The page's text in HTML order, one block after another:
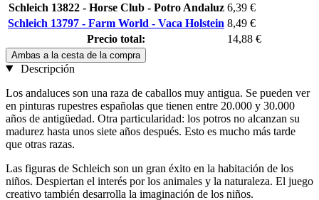
Schleich 13822 - Horse Club - Potro Andaluz 6,39 €
Schleich 13797 - Farm World - Vaca Holstein 8,49 €
Precio total:
14,88 €
Ambas a la cesta de la compra
Descripción
Los andaluces son una raza de caballos muy antigua. Se pueden ver
en pinturas rupestres españolas que tienen entre 20.000 y 30.000
años de antigüedad. Otra particularidad: los potros no alcanzan su
madurez hasta unos siete años después. Esto es mucho más tarde
que otras razas.
Las figuras de Schleich son un gran éxito en la habitación de los
niños. Despiertan el interés por los animales y la naturaleza. El juego
creativo también desarrolla la imaginación de los niños.